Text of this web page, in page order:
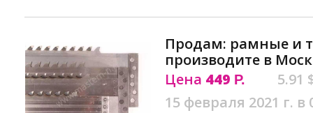
Продам: рамные и
производите в
Цена 449 Р.
5.91
15 февраля 2021 г. в